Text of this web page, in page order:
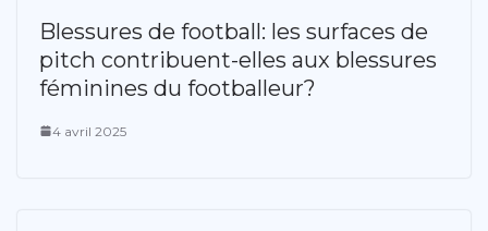
Blessures de football: les surfaces de
pitch contribuent-elles aux blessures
féminines du footballeur?
4 avril 2025